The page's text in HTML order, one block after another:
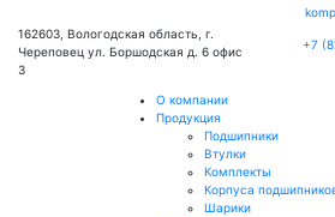
162603, Вологодская область, г.
Череповец ул. Боршодская д. 6 офис
3
+7
О компании
Продукция
Подшипники
Втулки
Комплекты
Корпуса
Шарики